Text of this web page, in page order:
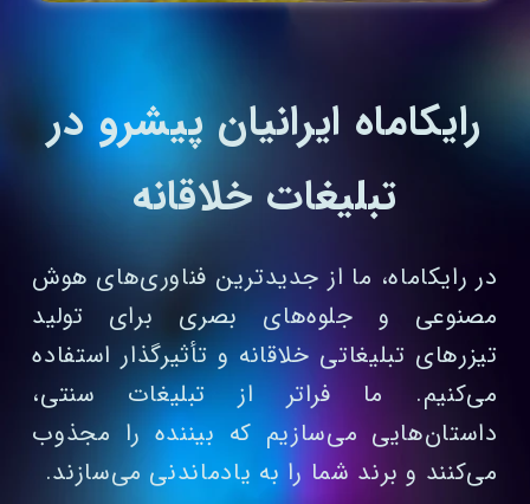
رایکاماه ایرانیان پیشرو در
تبلیغات خلاقانه
در رایکاماه، ما از جدیدترین فناوری‌های هوش
مصنوعی و جلوه‌های بصری برای تولید
تیزرهای تبلیغاتی خلاقانه و تأثیرگذار استفاده
می‌کنیم. ما فراتر از تبلیغات سنتی،
داستان‌هایی می‌سازیم که بیننده را مجذوب
می‌کنند و برند شما را به یادماندنی می‌سازند.